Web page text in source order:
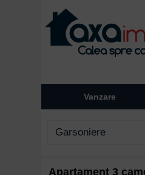
Vanzare
Apartament 3